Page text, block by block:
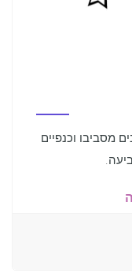
מסביבו וכנפיים